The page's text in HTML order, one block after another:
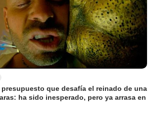
que desafía el reinado de una
ha sido inesperado, pero ya arrasa en